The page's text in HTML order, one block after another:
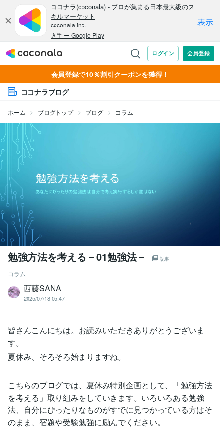
会員登録で10％割引クーポンを獲得！
ココナラブログ
ホーム ブログトップ ブログ コラム
勉強方法を考える－01勉強法－ 記事
コラム
西藤SANA
2025/07/18 05:47
皆さんこんにちは。お読みいただきありがとうございま
す。
夏休み、そろそろ始まりますね。
こちらのブログでは、夏休み特別企画として、「勉強方法
を考える」取り組みをしていきます。いろいろある勉強
法、自分にぴったりなものがすでに見つかっている方はそ
のまま、宿題や受験勉強に励んでください。